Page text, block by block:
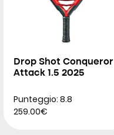
Drop Shot Conqueror
Attack 1.5 2025
Punteggio: 8.8
259.00€